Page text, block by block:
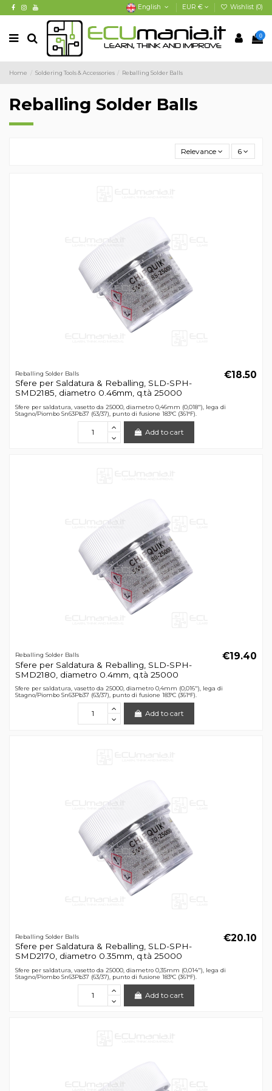
English EUR € Wishlist (0)
0
Home Soldering Tools & Accessories Reballing Solder Balls
Reballing Solder Balls
Relevance 6
Reballing Solder Balls
Sfere per Saldatura & Reballing, SLD-SPH-
SMD2185, diametro 0.46mm, q.tà 25000
€18.50
Sfere per saldatura, vasetto da 25000, diametro 0,46mm (0,018"), lega di
Stagno/Piombo Sn63Pb37 (63/37), punto di fusione 183°C (361°F).
Add to cart
Reballing Solder Balls
Sfere per Saldatura & Reballing, SLD-SPH-
SMD2180, diametro 0.4mm, q.tà 25000
€19.40
Sfere per saldatura, vasetto da 25000, diametro 0,4mm (0,016"), lega di
Stagno/Piombo Sn63Pb37 (63/37), punto di fusione 183°C (361°F).
Add to cart
Reballing Solder Balls
Sfere per Saldatura & Reballing, SLD-SPH-
SMD2170, diametro 0.35mm, q.tà 25000
€20.10
Sfere per saldatura, vasetto da 25000, diametro 0,35mm (0,014"), lega di
Stagno/Piombo Sn63Pb37 (63/37), punto di fusione 183°C (361°F).
Add to cart